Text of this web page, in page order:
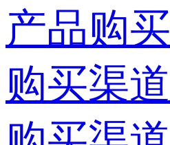
产品购买
购买渠道